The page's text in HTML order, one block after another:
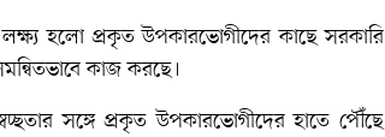
হলো প্রকৃত উপকারভোগীদের কাছে সরকারি
কাজ করছে।
সঙ্গে প্রকৃত উপকারভোগীদের হাতে পৌঁছে